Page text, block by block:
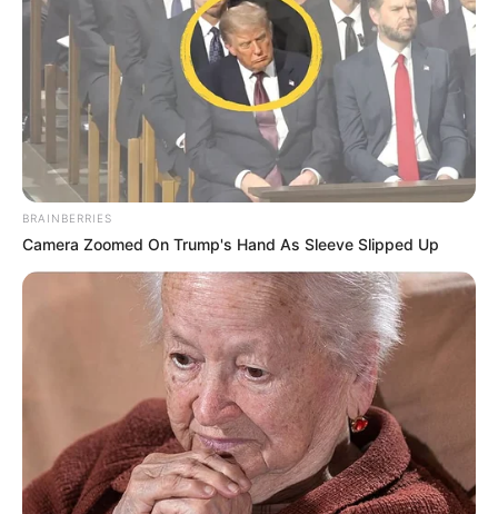
S-60 57mm – Meriam Perisai Angkasa ‘Sepuh’
Seperti apa kemampuan meriam A-220M? Jarak tembak
maksimumnya terbagi dua level, untuk sudut laras vertikal,
terutama dalam peran hanud, jarak tembak maksimumnya
BRAINBERRIES
Camera Zoomed On Trump's Hand As Sleeve Slipped Up